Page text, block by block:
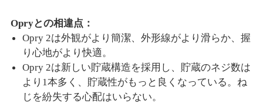
Opryとの相違点：
Opry 2は外観がより簡潔、外形線がより滑らか、握
り心地がより快適。
Opry 2は新しい貯蔵構造を採用し、貯蔵のネジ数は
より1本多く、貯蔵性がもっと良くなっている。ね
じを紛失する心配はいらない。